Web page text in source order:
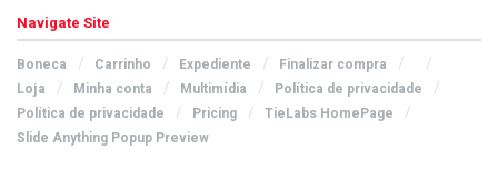
Navigate Site
Boneca Carrinho Expediente
Finalizar compra
Loja
Minha conta Multimídia
Política de privacidade
Política de privacidade
Pricing
TieLabs HomePage
Slide Anything Popup Preview